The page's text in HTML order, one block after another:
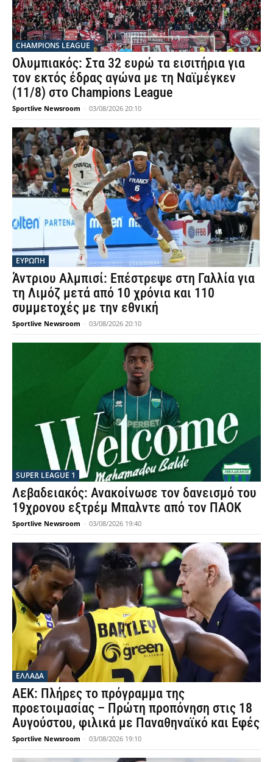
CHAMPIONS LEAGUE
Ολυμπιακός: Στα 32 ευρώ τα εισιτήρια για
τον εκτός έδρας αγώνα με τη Ναϊμέγκεν
(11/8) στο Champions League
Sportlive Newsroom - 03/08/2026 20:10
ΕΥΡΩΠΗ
Άντριου Αλμπισί: Επέστρεψε στη Γαλλία για
τη Λιμόζ μετά από 10 χρόνια και 110
συμμετοχές με την εθνική
Sportlive Newsroom - 03/08/2026 20:10
SUPER LEAGUE 1
Λεβαδειακός: Ανακοίνωσε τον δανεισμό του
19χρονου εξτρέμ Μπαλντε από τον ΠΑΟΚ
Sportlive Newsroom - 03/08/2026 19:40
ΕΛΛΑΔΑ
ΑΕΚ: Πλήρες το πρόγραμμα της
προετοιμασίας – Πρώτη προπόνηση στις 18
Αυγούστου, φιλικά με Παναθηναϊκό και Εφές
Sportlive Newsroom - 03/08/2026 19:10